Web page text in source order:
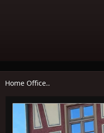
Home Office..